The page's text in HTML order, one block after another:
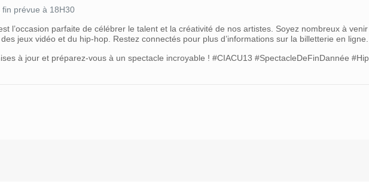
prévue à 18H30
l’occasion parfaite de célébrer le talent et la créativité de nos artistes. Soyez nombreux à
jeux vidéo et du hip-hop. Restez connectés pour plus d’informations sur la billetterie en ligne.
à jour et préparez-vous à un spectacle incroyable ! #CIACU13 #SpectacleDeFinDannée